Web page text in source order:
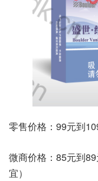
零售价格：99元到
微商价格：85元到
宜）